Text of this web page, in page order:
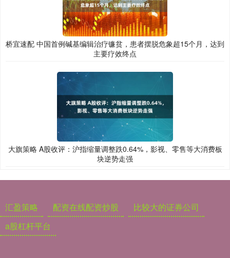
桥宜速配 中国首例碱基编辑治疗镰贫，患者摆脱危象超15个月，达到
主要疗效终点
大旗策略 A股收评：沪指缩量调整跌0.64%，影视、零售等大消费板
块逆势走强
汇盈策略 配资在线配资炒股
比较大的证券公司
a股杠杆平台